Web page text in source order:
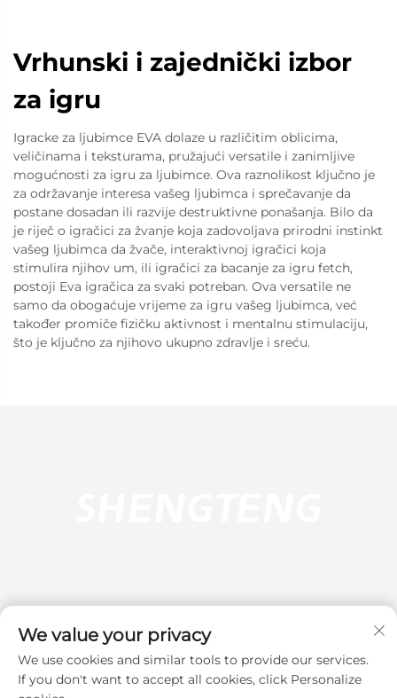
Vrhunski i zajednički izbor
za igru
Igracke za ljubimce EVA dolaze u različitim oblicima,
veličinama i teksturama, pružajući versatile i zanimljive
mogućnosti za igru za ljubimce. Ova raznolikost ključno je
za održavanje interesa vašeg ljubimca i sprečavanje da
postane dosadan ili razvije destruktivne ponašanja. Bilo da
je riječ o igračici za žvanje koja zadovoljava prirodni instinkt
vašeg ljubimca da žvače, interaktivnoj igračici koja
stimulira njihov um, ili igračici za bacanje za igru fetch,
postoji Eva igračica za svaki potreban. Ova versatile ne
samo da obogaćuje vrijeme za igru vašeg ljubimca, već
također promiče fizičku aktivnost i mentalnu stimulaciju,
što je ključno za njihovo ukupno zdravlje i sreću.
Pretplati se
We value your privacy
We use cookies and similar tools to provide our services.
If you don't want to accept all cookies, click Personalize